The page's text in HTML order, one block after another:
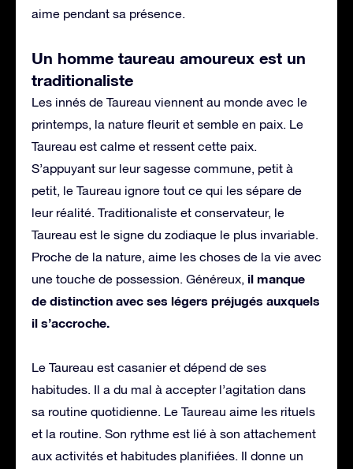
aime pendant sa présence.
Un homme taureau amoureux est un
traditionaliste
Les innés de Taureau viennent au monde avec le
printemps, la nature fleurit et semble en paix. Le
Taureau est calme et ressent cette paix.
S’appuyant sur leur sagesse commune, petit à
petit, le Taureau ignore tout ce qui les sépare de
leur réalité. Traditionaliste et conservateur, le
Taureau est le signe du zodiaque le plus invariable.
Proche de la nature, aime les choses de la vie avec
une touche de possession. Généreux, il manque
de distinction avec ses légers préjugés auxquels
il s’accroche.
Le Taureau est casanier et dépend de ses
habitudes. Il a du mal à accepter l’agitation dans
sa routine quotidienne. Le Taureau aime les rituels
et la routine. Son rythme est lié à son attachement
aux activités et habitudes planifiées. Il donne un